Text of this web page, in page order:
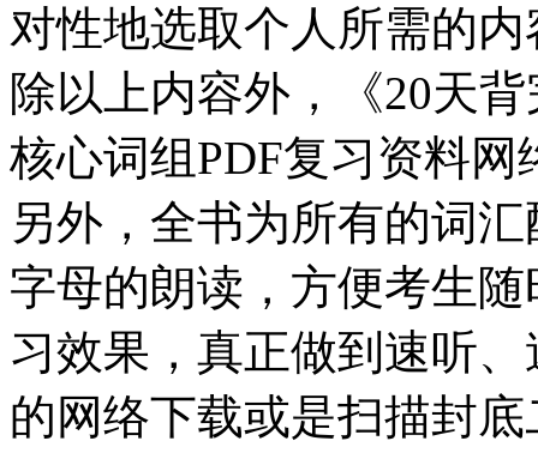
对性地选取个人所需的
除以上内容外，《20天
核心词组PDF复习资料
另外，全书为所有的词
字母的朗读，方便考生
习效果，真正做到速听
的网络下载或是扫描封